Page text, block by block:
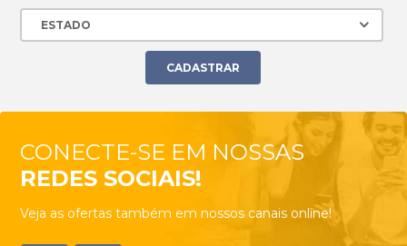
CONECTE-SE EM NOSSAS
REDES SOCIAIS!
Veja as ofertas também em nossos canais online!